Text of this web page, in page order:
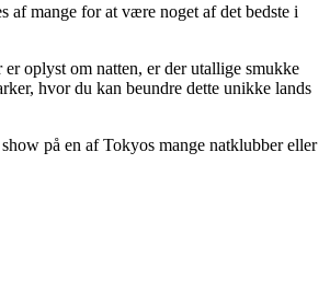
af mange for at være noget af det bedste i
oplyst om natten, er der utallige smukke
hvor du kan beundre dette unikke lands
på en af Tokyos mange natklubber eller